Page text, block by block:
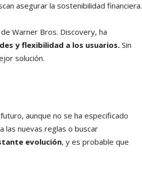
asegurar la sostenibilidad financiera.
Warner Bros. Discovery, ha
y flexibilidad a los usuarios. Sin
solución.
aunque no se ha especificado
las nuevas reglas o buscar
evolución, y es probable que